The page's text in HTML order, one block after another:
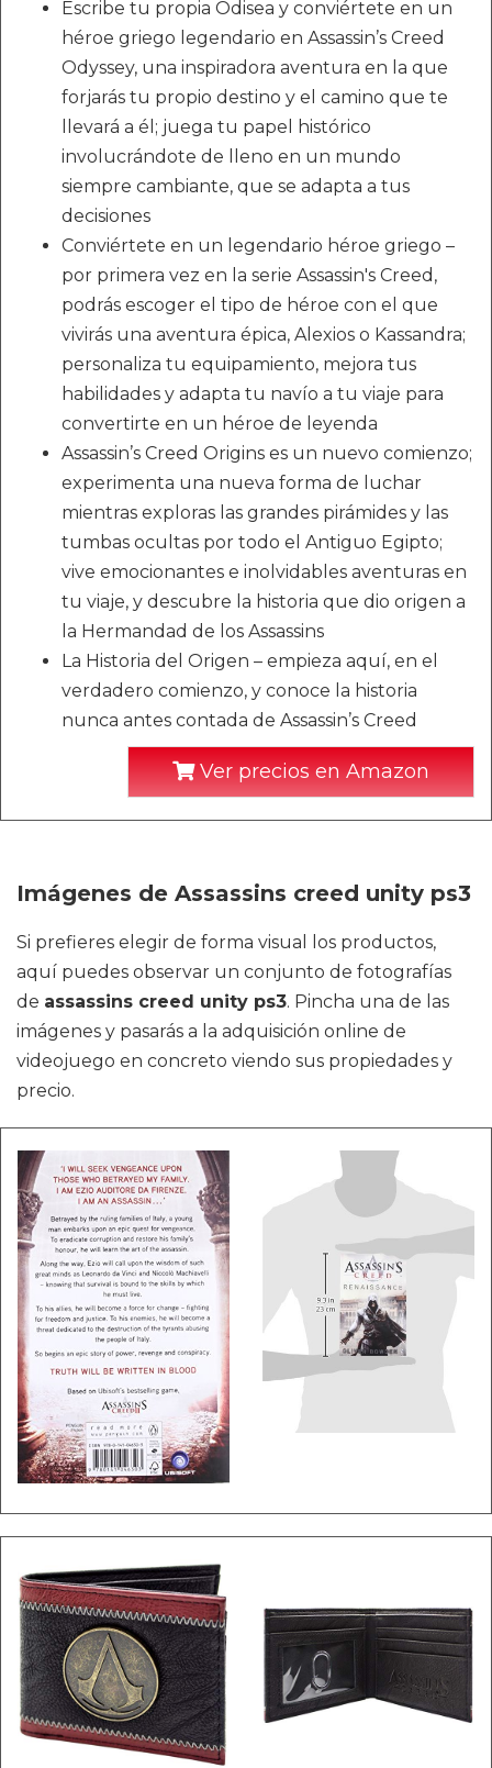
Escribe tu propia Odisea y conviértete en un
héroe griego legendario en Assassin’s Creed
Odyssey, una inspiradora aventura en la que
forjarás tu propio destino y el camino que te
llevará a él; juega tu papel histórico
involucrándote de lleno en un mundo
siempre cambiante, que se adapta a tus
decisiones
Conviértete en un legendario héroe griego –
por primera vez en la serie Assassin's Creed,
podrás escoger el tipo de héroe con el que
vivirás una aventura épica, Alexios o Kassandra;
personaliza tu equipamiento, mejora tus
habilidades y adapta tu navío a tu viaje para
convertirte en un héroe de leyenda
Assassin’s Creed Origins es un nuevo comienzo;
experimenta una nueva forma de luchar
mientras exploras las grandes pirámides y las
tumbas ocultas por todo el Antiguo Egipto;
vive emocionantes e inolvidables aventuras en
tu viaje, y descubre la historia que dio origen a
la Hermandad de los Assassins
La Historia del Origen – empieza aquí, en el
verdadero comienzo, y conoce la historia
nunca antes contada de Assassin’s Creed
Ver precios en Amazon
Imágenes de Assassins creed unity ps3
Si prefieres elegir de forma visual los productos,
aquí puedes observar un conjunto de fotografías
de assassins creed unity ps3. Pincha una de las
imágenes y pasarás a la adquisición online de
videojuego en concreto viendo sus propiedades y
precio.